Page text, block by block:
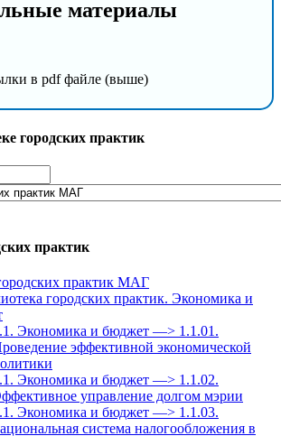
материалы
в pdf файле (выше)
городских практик
практик
практик МАГ
городских практик. Экономика и
Экономика и бюджет —> 1.1.01.
эффективной экономической
Экономика и бюджет —> 1.1.02.
управление долгом мэрии
Экономика и бюджет —> 1.1.03.
система налогообложения в